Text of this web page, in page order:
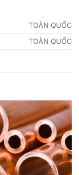
TOÀN QUỐC
TOÀN QUỐC